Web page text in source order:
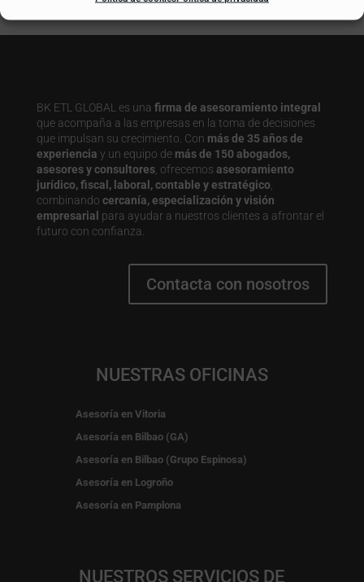
BK ETL GLOBAL es una firma de asesoramiento integral
que acompaña a las empresas en la toma de decisiones
que impulsan su crecimiento. Con más de 35 años de
experiencia y un equipo de más de 150 abogados,
asesores y consultores, ofrecemos asesoramiento
jurídico, fiscal, laboral, contable y estratégico
combinando cercanía, especialización y visión
empresarial para ayudar a nuestros clientes a afrontar el
futuro con confianza.
Contacta con nosotros
NUESTRAS OFICINAS
Asesoría en Vitoria
Asesoría en Bilbao (GA)
Asesoría en Bilbao (Grupo Espinosa)
Asesoría en Logroño
Asesoría en Pamplona
NUESTROS SERVICIOS DE